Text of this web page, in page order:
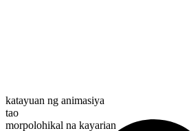
katayuan ng animasiya
tao
morpolohikal na kayarian